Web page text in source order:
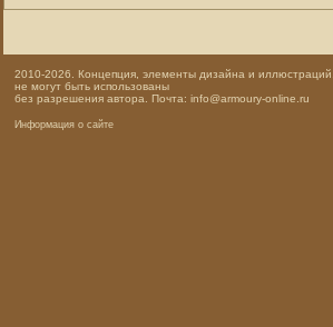
2010-2026. Концепция, элементы дизайна и
не могут быть использованы
без разрешения автора. Почта: info@armoury-online.ru
Информация о сайте